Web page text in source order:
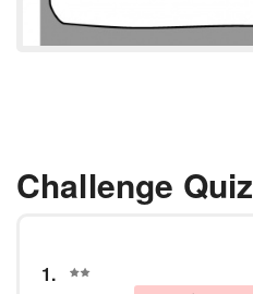
Challenge Quiz
1.